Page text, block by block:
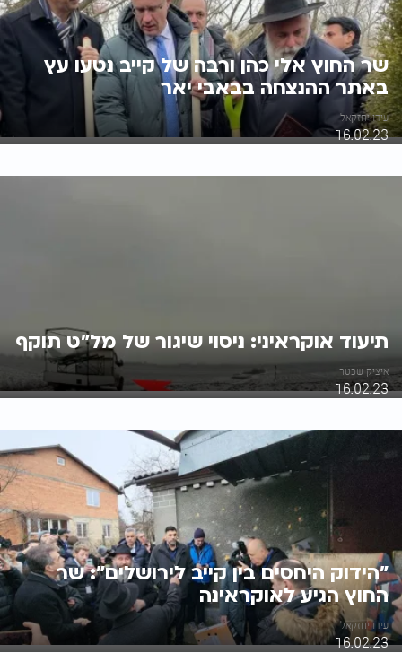
שר החוץ אלי כהן ורבה של קייב נטעו עץ
באתר ההנצחה בבאבי יאר
עידו יחזקאל
16.02.23
תיעוד אוקראיני: ניסוי שיגור של מל"ט תוקף
איציק שכטר
16.02.23
"הידוק היחסים בין קייב לירושלים": שר
החוץ הגיע לאוקראינה
עידו יחזקאל
16.02.23